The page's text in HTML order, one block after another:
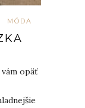
MÓDA
opäť